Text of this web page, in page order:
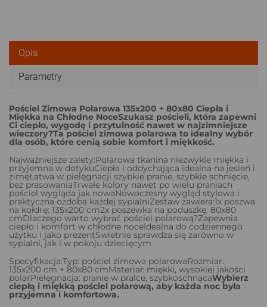
Opis
Parametry
Pościel Zimowa Polarowa 135x200 + 80x80 Ciepła i
Miękka na Chłodne NoceSzukasz pościeli, która zapewni
Ci ciepło, wygodę i przytulność nawet w najzimniejsze
wieczory?Ta pościel zimowa polarowa to idealny wybór
dla osób, które cenią sobie komfort i miękkość.
Najważniejsze zalety:Polarowa tkanina niezwykle miękka i
przyjemna w dotykuCiepła i oddychająca idealna na jesień i
zimęŁatwa w pielęgnacji szybkie pranie, szybkie schnięcie,
bez prasowaniaTrwałe kolory nawet po wielu praniach
pościel wygląda jak nowaNowoczesny wygląd stylowa i
praktyczna ozdoba każdej sypialniZestaw zawiera:1x poszwa
na kołdrę: 135x200 cm2x poszewka na poduszkę: 80x80
cmDlaczego warto wybrać pościel polarową?Zapewnia
ciepło i komfort w chłodne noceIdealna do codziennego
użytku i jako prezentŚwietnie sprawdza się zarówno w
sypialni, jak i w pokoju dziecięcym
Specyfikacja:Typ: pościel zimowa polarowaRozmiar:
135x200 cm + 80x80 cmMateriał: miękki, wysokiej jakości
polarPielęgnacja: pranie w pralce, szybkoschnącaWybierz
ciepłą i miękką pościel polarową, aby każda noc była
przyjemna i komfortowa.